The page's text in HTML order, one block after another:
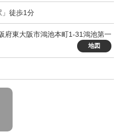
」徒歩1分
府東大阪市鴻池本町1-31鴻池第一
地図